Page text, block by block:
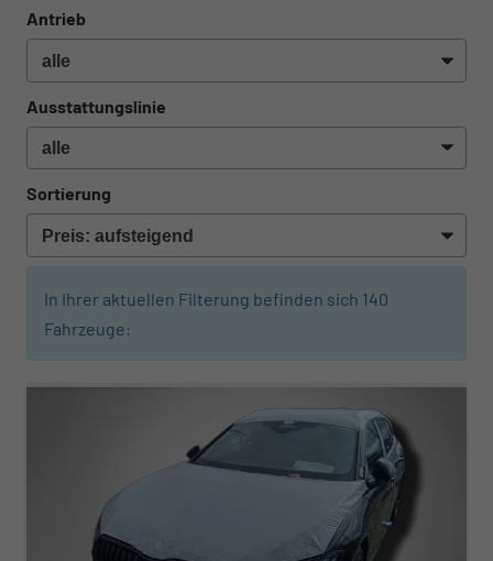
Antrieb
Ausstattungslinie
Sortierung
In Ihrer aktuellen Filterung befinden sich 140
Fahrzeuge:
ab 481,– € mtl.